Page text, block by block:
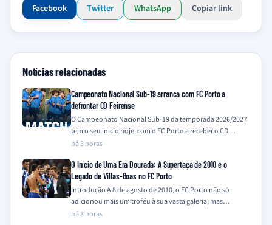
Facebook
Twitter WhatsApp Copiar link
Notícias relacionadas
Campeonato Nacional Sub-19 arranca com FC Porto a
defrontar CD Feirense
O Campeonato Nacional Sub-19 da temporada 2026/2027
tem o seu início hoje, com o FC Porto a receber o CD
Feirense no…
há 3 horas
O Início de Uma Era Dourada: A Supertaça de 2010 e o
Legado de Villas-Boas no FC Porto
Introdução A 8 de agosto de 2010, o FC Porto não só
adicionou mais um troféu à sua vasta galeria, mas
também…
há 3 horas